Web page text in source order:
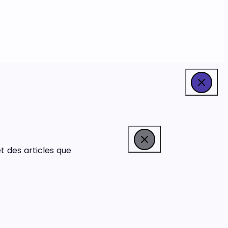
des articles que